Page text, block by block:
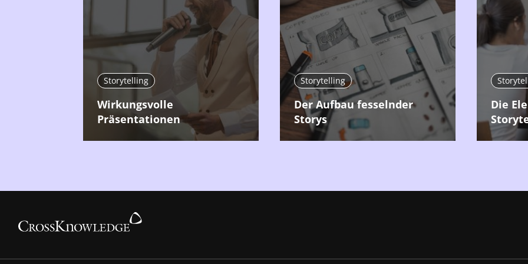
Storytelling
Wirkungsvolle
Präsentationen
Storytelling
Der Aufbau fesselnder
Storys
Die